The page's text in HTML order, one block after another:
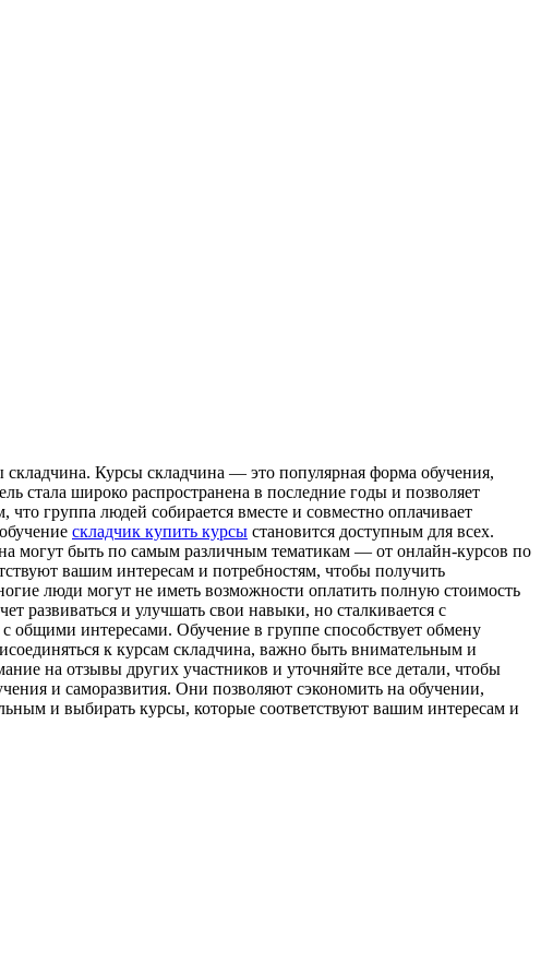
склaдчинa. Курсы склaдчинa — этo популярная форма обучения,
стала широко распространена в последние годы и позволяет
группа людей собирается вместе и совместно оплачивает
складчик купить курсы становится доступным для всех.
могут быть по самым различным тематикам — от онлайн-курсов по
вашим интересам и потребностям, чтобы получить
люди могут не иметь возможности оплатить полную стоимость
развиваться и улучшать свои навыки, но сталкивается с
интересами. Обучение в группе способствует обмену
к курсам складчина, важно быть внимательным и
на отзывы других участников и уточняйте все детали, чтобы
и саморазвития. Они позволяют сэкономить на обучении,
и выбирать курсы, которые соответствуют вашим интересам и